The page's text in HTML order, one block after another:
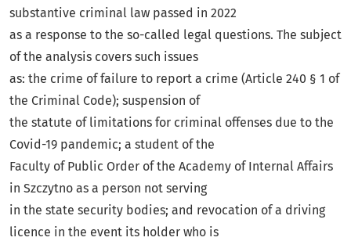
substantive criminal law passed in 2022
as a response to the so-called legal questions. The subject
of the analysis covers such issues
as: the crime of failure to report a crime (Article 240 § 1 of
the Criminal Code); suspension of
the statute of limitations for criminal offenses due to the
Covid-19 pandemic; a student of the
Faculty of Public Order of the Academy of Internal Affairs
in Szczytno as a person not serving
in the state security bodies; and revocation of a driving
licence in the event its holder who is